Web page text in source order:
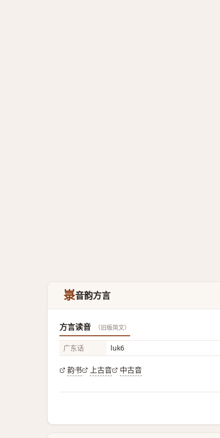
㟤音韵方言
方言读音 （旧版简文）
广东话 luk6
韵书 上古音 中古音